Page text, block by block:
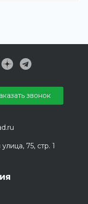
75, стр. 1
звонок